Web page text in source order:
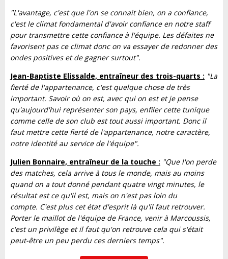
"L'avantage, c'est que l'on se connait bien, on a confiance,
c'est le climat fondamental d'avoir confiance en notre staff
pour transmettre cette confiance à l'équipe. Les défaites ne
favorisent pas ce climat donc on va essayer de redonner des
ondes positives et de gagner surtout".
Jean-Baptiste Elissalde, entraîneur des trois-quarts : "La
fierté de l'appartenance, c'est quelque chose de très
important. Savoir où on est, avec qui on est et je pense
qu'aujourd'hui représenter son pays, enfiler cette tunique
comme celle de son club est tout aussi important. Donc il
faut mettre cette fierté de l'appartenance, notre caractère,
notre identité au service de l'équipe".
Julien Bonnaire, entraîneur de la touche : "Que l'on perde
des matches, cela arrive à tous le monde, mais au moins
quand on a tout donné pendant quatre vingt minutes, le
résultat est ce qu'il est, mais on n'est pas loin du
compte. C'est plus cet état d'esprit là qu'il faut retrouver.
Porter le maillot de l'équipe de France, venir à Marcoussis,
c'est un privilège et il faut qu'on retrouve cela qui s'était
peut-être un peu perdu ces derniers temps".